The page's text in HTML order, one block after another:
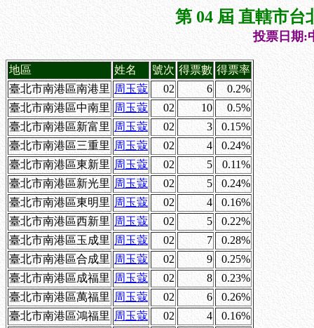
第 04 屆 直轄市台
投票日期:
地區 姓名 號次 得票數 得票率
臺北市南港區南港里 周玉蔻 02 6
0.2%
臺北市南港區中南里 周玉蔻 02 10
0.5%
臺北市南港區新富里 周玉蔻 02 3
0.15%
臺北市南港區三重里 周玉蔻 02 4
0.24%
臺北市南港區東新里 周玉蔻 02 5
0.11%
臺北市南港區新光里 周玉蔻 02 5
0.24%
臺北市南港區東明里 周玉蔻 02 4
0.16%
臺北市南港區西新里 周玉蔻 02 5
0.22%
臺北市南港區玉成里 周玉蔻 02 7
0.28%
臺北市南港區合成里 周玉蔻 02 9
0.25%
臺北市南港區成福里 周玉蔻 02 8
0.23%
臺北市南港區萬福里 周玉蔻 02 6
0.26%
臺北市南港區鴻福里 周玉蔻 02 4
0.16%